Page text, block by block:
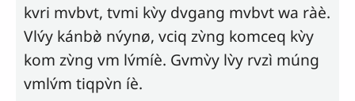
kvri mvbvt, tvmi kv̀y dvgang mvbvt wa ràè.
Vlv́y kánbø̀ nv́ynø, vciq zv̀ng komceq kv̀y
kom zv̀ng vm lv́míè. Gvmv̀y lv̀y rvzì múng
vmlv́m tiqpv̀n íè.